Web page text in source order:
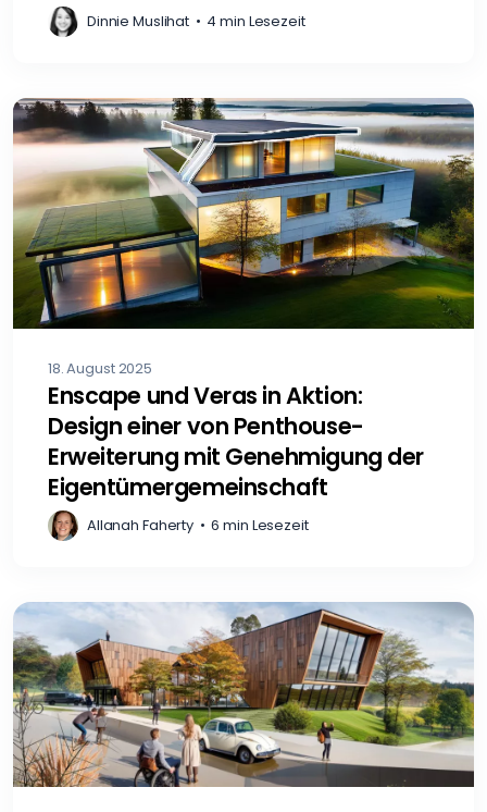
Dinnie Muslihat • 4 min Lesezeit
18. August 2025
Enscape und Veras in Aktion:
Design einer von Penthouse-
Erweiterung mit Genehmigung der
Eigentümergemeinschaft
Allanah Faherty • 6 min Lesezeit